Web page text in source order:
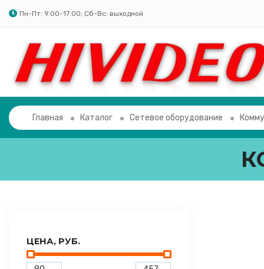
Пн-Пт: 9.00-17:00; Сб-Вс: выходной
Главная Каталог Сетевое оборудование
ЦЕНА, РУБ.